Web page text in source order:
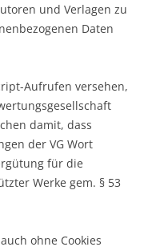
und Verlagen zu
Daten
Aufrufen versehen,
damit, dass
der VG Wort
für die
Werke gem. § 53
ohne Cookies